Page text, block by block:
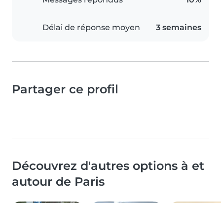
Délai de réponse moyen 3 semaines
Partager ce profil
Découvrez d'autres options à et
autour de Paris